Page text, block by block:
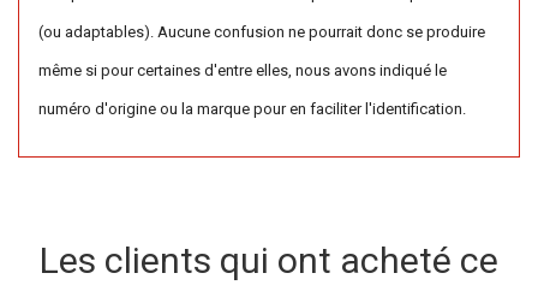
(ou adaptables). Aucune confusion ne pourrait donc se produire
même si pour certaines d'entre elles, nous avons indiqué le
numéro d'origine ou la marque pour en faciliter l'identification.
Les clients qui ont acheté ce